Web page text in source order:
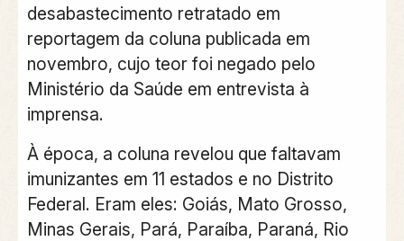
desabastecimento retratado em
reportagem da coluna publicada em
novembro, cujo teor foi negado pelo
Ministério da Saúde em entrevista à
imprensa.
À época, a coluna revelou que faltavam
imunizantes em 11 estados e no Distrito
Federal. Eram eles: Goiás, Mato Grosso,
Minas Gerais, Pará, Paraíba, Paraná, Rio